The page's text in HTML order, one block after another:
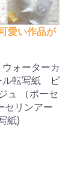
愛い作品が
ウォーターカ
ル転写紙 ピ
ュ （ポーセ
セリンアー
紙)